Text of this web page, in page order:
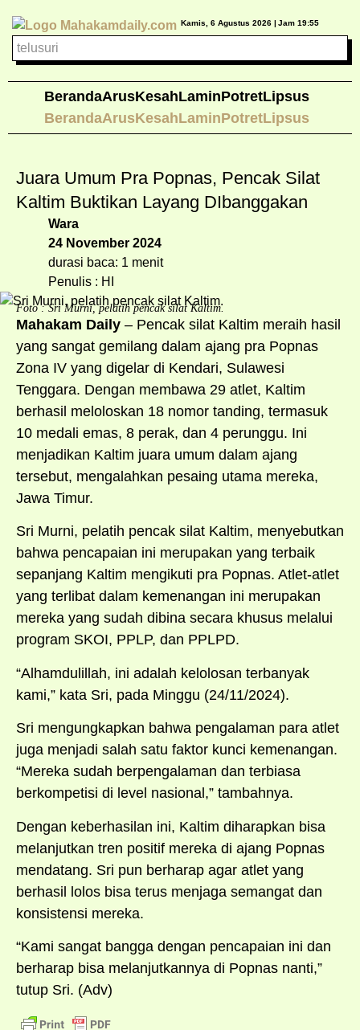
Kamis, 6 Agustus 2026 | Jam 19:55
BerandaArusKesahLaminPotretLipsus
BerandaArusKesahLaminPotretLipsus
Juara Umum Pra Popnas, Pencak Silat
Kaltim Buktikan Layang DIbanggakan
Wara
24 November 2024
durasi baca: 1 menit
Penulis : HI
Foto : Sri Murni, pelatih pencak silat Kaltim.
Mahakam Daily – Pencak silat Kaltim meraih hasil
yang sangat gemilang dalam ajang pra Popnas
Zona IV yang digelar di Kendari, Sulawesi
Tenggara. Dengan membawa 29 atlet, Kaltim
berhasil meloloskan 18 nomor tanding, termasuk
10 medali emas, 8 perak, dan 4 perunggu. Ini
menjadikan Kaltim juara umum dalam ajang
tersebut, mengalahkan pesaing utama mereka,
Jawa Timur.
Sri Murni, pelatih pencak silat Kaltim, menyebutkan
bahwa pencapaian ini merupakan yang terbaik
sepanjang Kaltim mengikuti pra Popnas. Atlet-atlet
yang terlibat dalam kemenangan ini merupakan
mereka yang sudah dibina secara khusus melalui
program SKOI, PPLP, dan PPLPD.
“Alhamdulillah, ini adalah kelolosan terbanyak
kami,” kata Sri, pada Minggu (24/11/2024).
Sri mengungkapkan bahwa pengalaman para atlet
juga menjadi salah satu faktor kunci kemenangan.
“Mereka sudah berpengalaman dan terbiasa
berkompetisi di level nasional,” tambahnya.
Dengan keberhasilan ini, Kaltim diharapkan bisa
melanjutkan tren positif mereka di ajang Popnas
mendatang. Sri pun berharap agar atlet yang
berhasil lolos bisa terus menjaga semangat dan
konsistensi mereka.
“Kami sangat bangga dengan pencapaian ini dan
berharap bisa melanjutkannya di Popnas nanti,”
tutup Sri. (Adv)